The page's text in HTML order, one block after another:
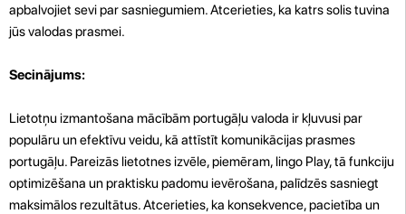
apbalvojiet sevi par sasniegumiem. Atcerieties, ka katrs solis tuvina
jūs valodas prasmei.
Secinājums:
Lietotņu izmantošana mācībām portugāļu valoda ir kļuvusi par
populāru un efektīvu veidu, kā attīstīt komunikācijas prasmes
portugāļu. Pareizās lietotnes izvēle, piemēram, lingo Play, tā funkciju
optimizēšana un praktisku padomu ievērošana, palīdzēs sasniegt
maksimālos rezultātus. Atcerieties, ka konsekvence, pacietība un